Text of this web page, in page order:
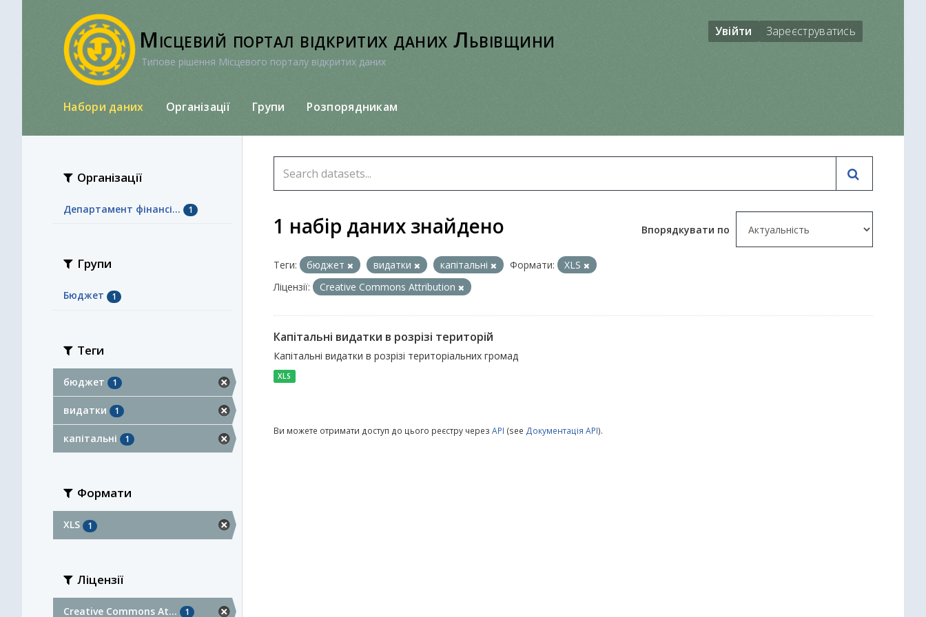
Місцевий портал відкритих даних Львівщини
Типове рішення Місцевого порталу відкритих даних
Увійти Зареєструватись
Набори даних Організації Групи Розпорядникам
Організації
Департамент фінансі... 1
Групи
Бюджет 1
Теги
бюджет 1
видатки 1
капітальні 1
Формати
XLS 1
Ліцензії
Creative Commons At... 1
Впорядкувати по
1 набір даних знайдено
Теги: бюджет видатки капітальні Формати:
XLS
Ліцензії:
Creative Commons Attribution
Капітальні видатки в розрізі територій
Капітальні видатки в розрізі територіальних громад
XLS
Ви можете отримати доступ до цього реєстру через API (see Документація API).